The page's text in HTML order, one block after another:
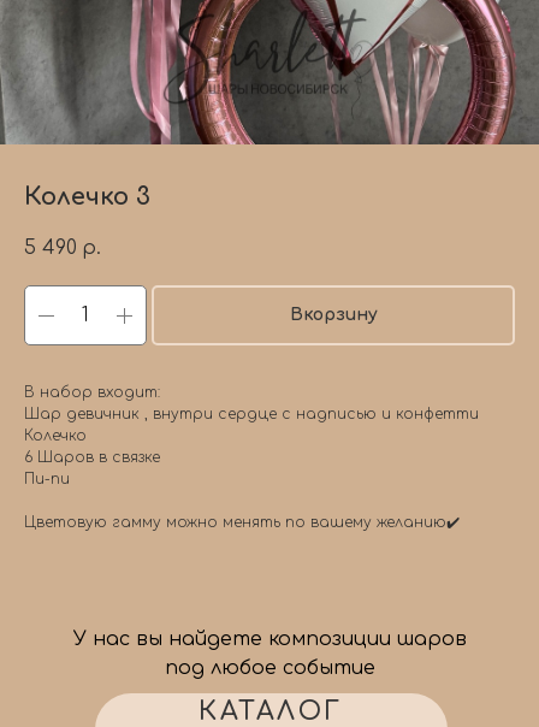
Колечко 3
5 490 р.
Вкорзину
В набор входит:
Шар девичник , внутри сердце с надписью и конфетти
Колечко
6 Шаров в связке
Пи-пи
Цветовую гамму можно менять по вашему желанию✔️
КАТАЛОГ
У нас вы найдете композиции шаров
под любое событие